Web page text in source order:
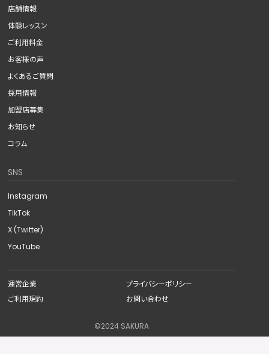
店舗情報
体験レッスン
ご利用料金
お客様の声
よくあるご質問
採用情報
加盟店募集
お知らせ
コラム
SNS
Instagram
TikTok
X (Twitter)
YouTube
運営企業
プライバシーポリシー
ご利用規約
お問い合わせ
©︎2024 SAKURA